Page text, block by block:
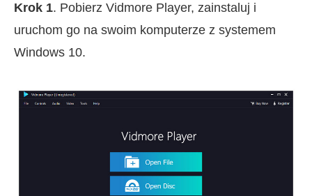
Krok 1. Pobierz Vidmore Player, zainstaluj i
uruchom go na swoim komputerze z systemem
Windows 10.